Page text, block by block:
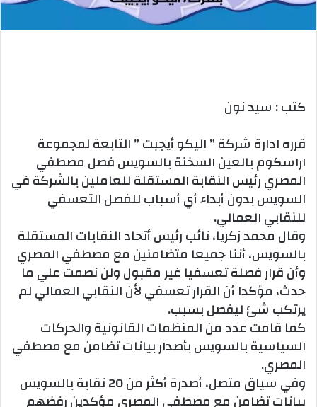
كتب : سيد نون
قرره ادارة شركة ” اليكو أيجبت ” التابعة لمجموعة
اراسكوم بالعين السخنة بالسويس فصل مصطفي
المصري رئيس النقابة المستقلة للعاملين بالشركة في
السويس بدون أبداء أي أسباب للفصل التعسفي
للنقابي العمالي.
وقال محمد زكريا، نائب رئيس أتحاد النقابات المستقلة
بالسويس، أننا جميعا متضامنين مع مصطفي المصري
وأن قرار فصلة تعسفيا غير مقبول ولن نصمت علي ما
حدث، مؤكدا أن القرار تعسفي لأن النقابي العمالي لم
يرتكب شئ ليفصل بسبب.
كما قامت عدد من المنظمات القانونية والحركات
السياسية بالسويس بأصدار بيانات تضامن مع مصطفي
المصري.
وفي سياق متصل، أصدرة أكثر من 20 نقابة بالسويس
بيانات تضامن مع مصطفي المصري مؤكدين رفضهم